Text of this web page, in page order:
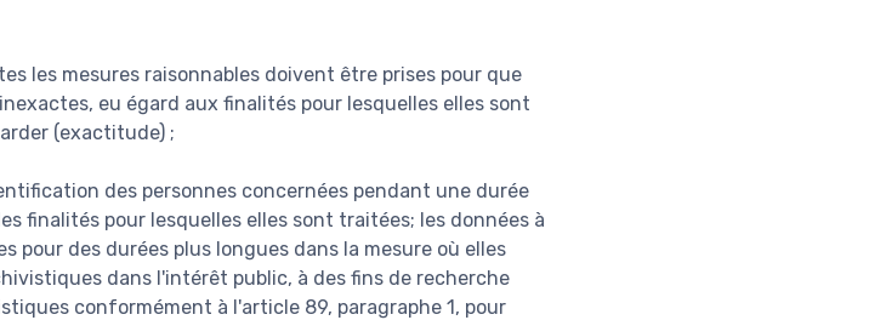
les mesures raisonnables doivent être prises pour que
eu égard aux finalités pour lesquelles elles sont
(exactitude) ;
des personnes concernées pendant une durée
finalités pour lesquelles elles sont traitées; les données à
pour des durées plus longues dans la mesure où elles
dans l'intérêt public, à des fins de recherche
conformément à l'article 89, paragraphe 1, pour